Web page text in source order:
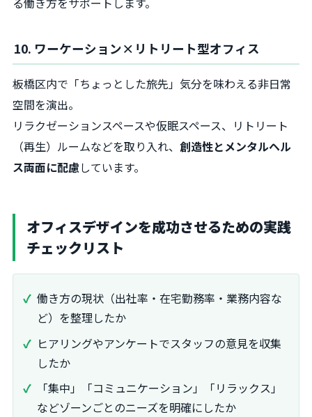
10. ワーケーション×リトリート型オフィス
板橋区内で「ちょっとした旅先」気分を味わえる非日常
空間を演出。
リラクゼーションスペースや仮眠スペース、リトリート
（再生）ルームなどを取り入れ、 創造性とメンタルヘル
ス両面に配慮しています。
オフィスデザインを成功させるための実践
チェックリスト
働き方の現状（出社率・在宅勤務率・業務内容な
ど）を整理したか
ヒアリングやアンケートでスタッフの意見を収集
したか
「集中」「コミュニケーション」「リラックス」
などゾーンごとのニーズを明確にしたか